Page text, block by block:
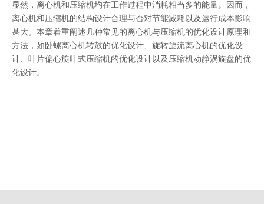
显然，离心机和压缩机均在工作过程中消耗相当多的能量。因而，
离心机和压缩机的结构设计合理与否对节能减耗以及运行成本影响
甚大。本章着重阐述几种常见的离心机与压缩机的优化设计原理和
方法，如卧螺离心机转鼓的优化设计、旋转旋流离心机的优化设
计、叶片偏心旋叶式压缩机的优化设计以及压缩机动静涡旋盘的优
化设计。